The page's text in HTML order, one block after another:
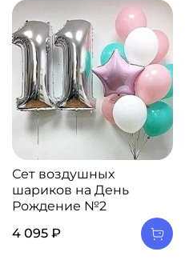
Сет воздушных
шариков на День
Рождение №2
4 095 ₽